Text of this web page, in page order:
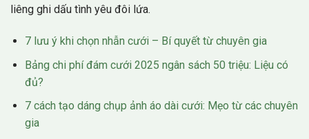
liêng ghi dấu tình yêu đôi lứa.
7 lưu ý khi chọn nhẫn cưới – Bí quyết từ chuyên gia
Bảng chi phí đám cưới 2025 ngân sách 50 triệu: Liệu có
đủ?
7 cách tạo dáng chụp ảnh áo dài cưới: Mẹo từ các chuyên
gia